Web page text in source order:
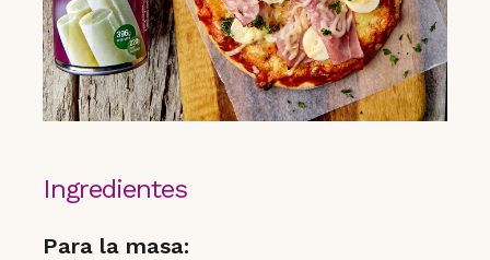
Ingredientes
Para la masa: